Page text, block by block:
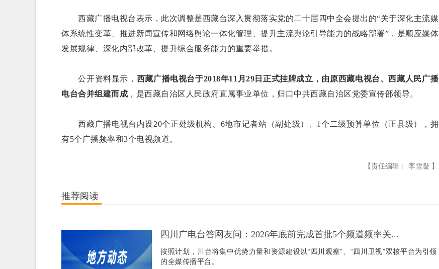
西藏广播电视台表示，此次调整是西藏台深入贯彻落实党的二十届四中全会提出的“关于深化主流媒
体系统性变革、推进新闻宣传和网络舆论一体化管理、提升主流舆论引导能力的战略部署”，是顺应媒体
发展规律、深化内部改革、提升综合服务能力的重要举措。
公开资料显示， 西藏广播电视台于2018年11月29日正式挂牌成立 ， 由原西藏电视台、西藏人民广播
电台合并组建而成 ，是西藏自治区人民政府直属事业单位，归口中共西藏自治区党委宣传部领导。
西藏广播电视台内设20个正处级机构、6地市记者站（副处级）、1个二级预算单位（正县级），拥
有5个广播频率和3个电视频道。
【责任编辑： 李雪凝 】
推荐阅读
四川广电台答网友问：2026年底前完成首批5个频道频率关...
按照计划，川台将集中优势力量和资源建设以“四川观察”、“四川卫视”双核平台为引领
的全媒传播平台。